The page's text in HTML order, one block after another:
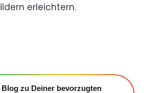
erleichtern.
zu Deiner bevorzugten